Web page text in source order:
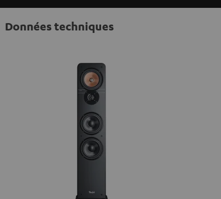
Données techniques